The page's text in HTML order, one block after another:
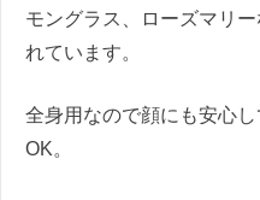
モングラス、ローズマリ
れています。
全身用なので顔にも安心
OK。